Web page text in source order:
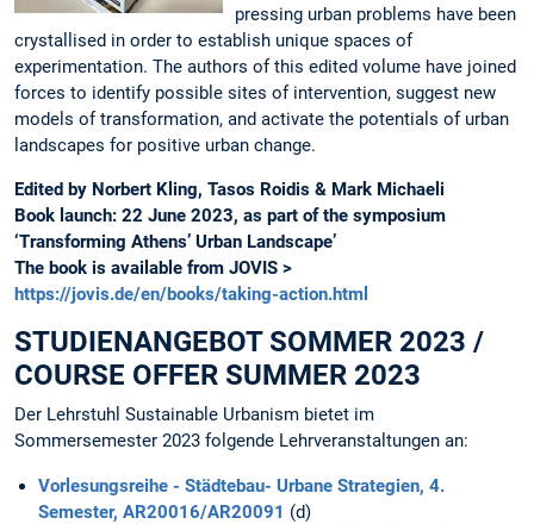
pressing urban problems have been
crystallised in order to establish unique spaces of
experimentation. The authors of this edited volume have joined
forces to identify possible sites of intervention, suggest new
models of transformation, and activate the potentials of urban
landscapes for positive urban change.
Edited by Norbert Kling, Tasos Roidis & Mark Michaeli
Book launch: 22 June 2023, as part of the symposium
‘Transforming Athens’ Urban Landscape’
The book is available from JOVIS >
https://jovis.de/en/books/taking-action.html
STUDIENANGEBOT SOMMER 2023 /
COURSE OFFER SUMMER 2023
Der Lehrstuhl Sustainable Urbanism bietet im
Sommersemester 2023 folgende Lehrveranstaltungen an:
Vorlesungsreihe - Städtebau- Urbane Strategien, 4.
Semester, AR20016/AR20091 (d)